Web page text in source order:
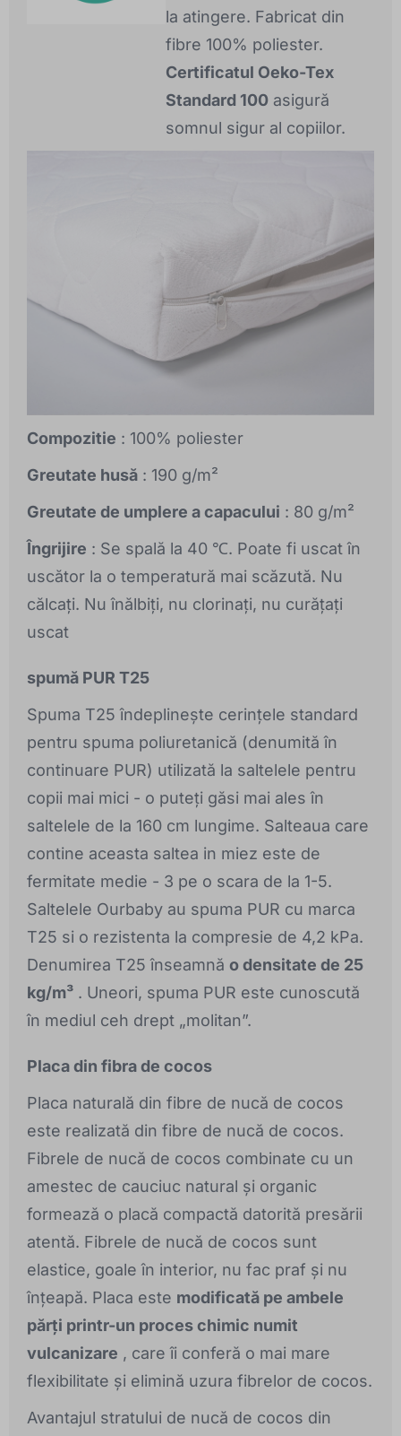
la atingere. Fabricat din
fibre 100% poliester.
Certificatul Oeko-Tex
Standard 100 asigură
somnul sigur al copiilor.
Compozitie : 100% poliester
Greutate husă : 190 g/m²
Greutate de umplere a capacului : 80 g/m²
Îngrijire : Se spală la 40 ℃. Poate fi uscat în
uscător la o temperatură mai scăzută. Nu
călcați. Nu înălbiți, nu clorinați, nu curățați
uscat
spumă PUR T25
Spuma T25 îndeplinește cerințele standard
pentru spuma poliuretanică (denumită în
continuare PUR) utilizată la saltelele pentru
copii mai mici - o puteți găsi mai ales în
saltelele de la 160 cm lungime. Salteaua care
contine aceasta saltea in miez este de
fermitate medie - 3 pe o scara de la 1-5.
Saltelele Ourbaby au spuma PUR cu marca
T25 si o rezistenta la compresie de 4,2 kPa.
Denumirea T25 înseamnă o densitate de 25
kg/m³ . Uneori, spuma PUR este cunoscută
în mediul ceh drept „molitan”.
Placa din fibra de cocos
Placa naturală din fibre de nucă de cocos
este realizată din fibre de nucă de cocos.
Fibrele de nucă de cocos combinate cu un
amestec de cauciuc natural și organic
formează o placă compactă datorită presării
atentă. Fibrele de nucă de cocos sunt
elastice, goale în interior, nu fac praf și nu
înțeapă. Placa este modificată pe ambele
părți printr-un proces chimic numit
vulcanizare , care îi conferă o mai mare
flexibilitate și elimină uzura fibrelor de cocos.
Avantajul stratului de nucă de cocos din